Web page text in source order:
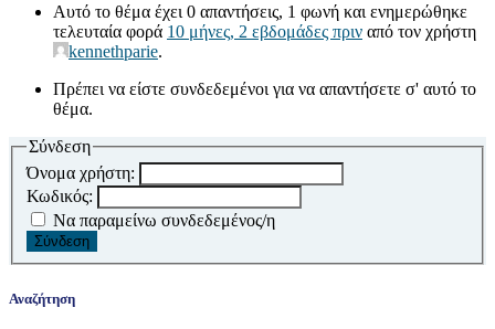
Αυτό το θέμα έχει 0 απαντήσεις, 1 φωνή και ενημερώθηκε
τελευταία φορά 10 μήνες, 2 εβδομάδες πριν από τον χρήστη
kennethparie.
Πρέπει να είστε συνδεδεμένοι για να απαντήσετε σ' αυτό το
θέμα.
Σύνδεση
Όνομα χρήστη:
Κωδικός:
Να παραμείνω συνδεδεμένος/η
Σύνδεση
Αναζήτηση